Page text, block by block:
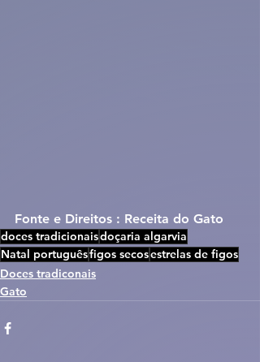
Fonte e Direitos : Receita do Gato
doces tradicionaisdoçaria algarvia
Natal portuguêsfigos secosestrelas de figos
Doces tradiconais
Gato